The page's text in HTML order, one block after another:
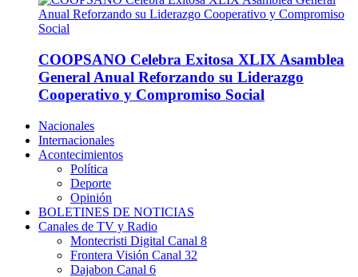
COOPSANO Celebra Exitosa XLIX Asamblea
General Anual Reforzando su Liderazgo
Cooperativo y Compromiso Social
Nacionales
Internacionales
Acontecimientos
Política
Deporte
Opinión
BOLETINES DE NOTICIAS
Canales de TV y Radio
Montecristi Digital Canal 8
Frontera Visión Canal 32
Dajabon Canal 6